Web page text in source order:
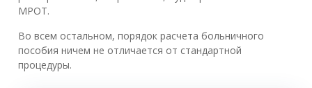
МРОТ.
Во всем остальном, порядок расчета больничного
пособия ничем не отличается от стандартной
процедуры.